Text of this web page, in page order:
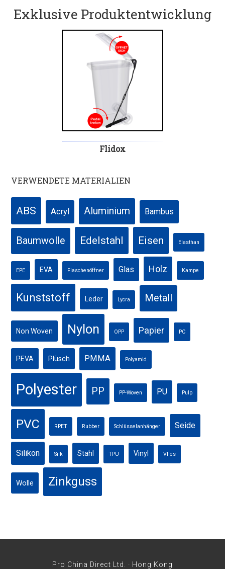
Exklusive Produktentwicklung
Flidox
VERWENDETE MATERIALIEN
ABS Acryl Aluminium Bambus
Baumwolle Edelstahl Eisen Elasthan
EPE EVA Flaschenöffner Glas Holz Kampe
Kunststoff Leder Lycra Metall
Non Woven Nylon OPP Papier PC
PEVA Plüsch PMMA Polyamid
Polyester PP PP-Woven PU Pulp
PVC RPET Rubber Schlüsselanhänger Seide
Silikon Silk Stahl TPU Vinyl Vlies
Wolle Zinkguss
Pro China Direct Ltd. · Hong Kong